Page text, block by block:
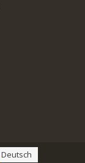
Deutsch